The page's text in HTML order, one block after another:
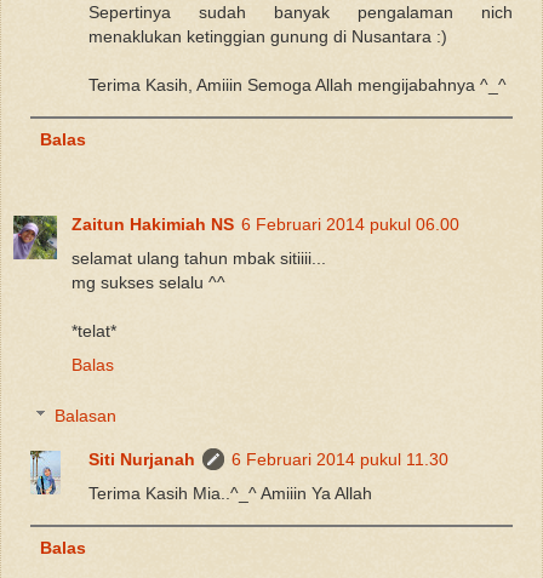
Sepertinya sudah banyak pengalaman nich
menaklukan ketinggian gunung di Nusantara :)
Terima Kasih, Amiiin Semoga Allah mengijabahnya ^_^
Balas
Zaitun Hakimiah NS 6 Februari 2014 pukul 06.00
selamat ulang tahun mbak sitiiii...
mg sukses selalu ^^
*telat*
Balas
Balasan
Siti Nurjanah
6 Februari 2014 pukul 11.30
Terima Kasih Mia..^_^ Amiiin Ya Allah
Balas